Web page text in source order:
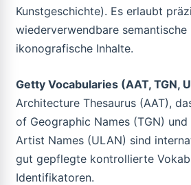
Kunstgeschichte). Es erlaubt
wiederverwendbare
ikonografische Inhalte.
Getty Vocabularies (AAT, TGN,
Architecture Thesaurus (AAT),
of Geographic Names (TGN)
Artist Names (ULAN) sind
gut gepflegte kontrollierte
Identifikatoren.